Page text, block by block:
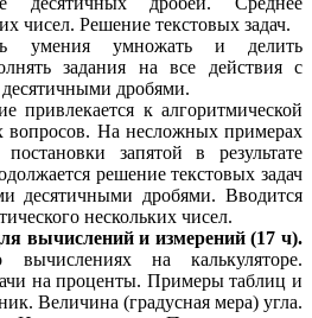
чисел. Решение текстовых задач.
умения умножать и делить
задания на все действия с
дробями.
привлекается к алгоритмической
вопросов. На несложных примерах
постановки запятой в результате
решение текстовых задач
десятичными дробями. Вводится
нескольких чисел.
вычислений и измерений (17 ч).
на калькуляторе.
на проценты. Примеры таблиц и
Величина (градусная мера) угла.